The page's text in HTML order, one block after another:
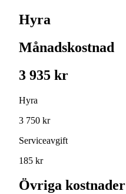
Hyra
Månadskostnad
3 935 kr
Hyra
3 750 kr
Serviceavgift
185 kr
Övriga kostnader